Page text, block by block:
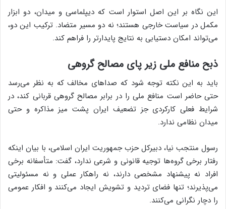
این نگاه بر این اصل استوار است که دیپلماسی و میدان، دو ابزار
مکمل در سیاست خارجی هستند؛ نه دو مسیر متضاد. ترکیب این دو،
می‌تواند امکان دستیابی به نتایج پایدارتر را فراهم کند.
ذبح منافع ملی زیر پای مصالح گروهی
باید به این نکته توجه شود که صداهای مخالف که به نظر می‌رسد
حتی حاضر است منافع ملی را در برابر مصالح گروهی قربانی کند، در
شرایط فعلی کارکردی جز تضعیف ایران پشت میز مذاکره و حتی
میدان نظامی ندارد.
رسول منتجب نیا، دبیرکل حزب جمهوریت ایران اسلامی، با بیان اینکه
رفتار برخی گروه‌‎ها توجیه قانونی و شرعی ندارد، گفت: متأسفانه برخی
افراد نه پیشنهاد مشخصی دارند، نه راهکار عملی و نه مسئولیتی
می‌پذیرند؛ تنها فضای تردید و تشویش ایجاد می‌کنند و افکار عمومی
را دچار نگرانی می‌کنند.